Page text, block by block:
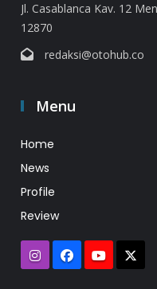
Jl. Casablanca Kav. 12
12870
redaksi@otohub.co
Menu
Home
News
Profile
Review